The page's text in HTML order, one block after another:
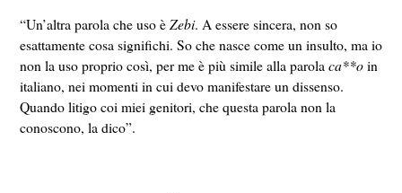
“Un’altra parola che uso èZebi. A essere sincera, non so
esattamente cosa significhi. So che nasce come un insulto, ma io
non la uso proprio così, per me è più simile alla parola ca**oin
italiano, nei momenti in cui devo manifestare un dissenso.
Quando litigo coi miei genitori, che questa parola non la
conoscono, la dico”.